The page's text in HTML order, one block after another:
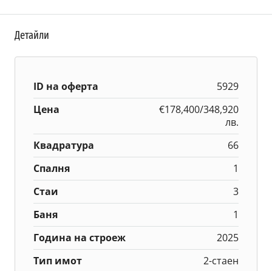
Детайли
ID на оферта
5929
Цена
€178,400/348,920
лв.
Квадратура
66
Спалня
1
Стаи
3
Баня
1
Година на строеж
2025
Тип имот
2-стаен